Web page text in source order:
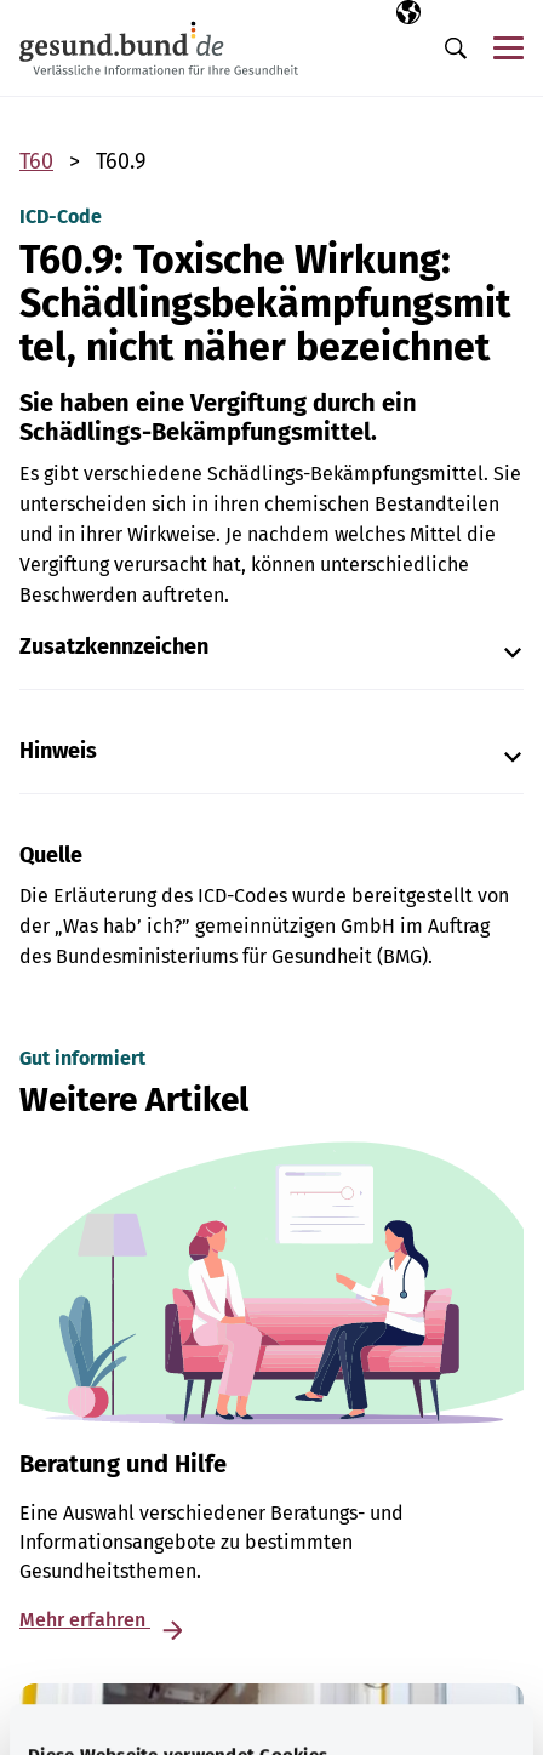
Ausgewählte
DE
Suche
T60 T60.9
ICD-Code
T60.9: Toxische Wirkung:
Schädlingsbekämpfungsmit
tel, nicht näher bezeichnet
Sie haben eine Vergiftung durch ein
Schädlings-Bekämpfungsmittel.
Es gibt verschiedene Schädlings-Bekämpfungsmittel. Sie
unterscheiden sich in ihren chemischen Bestandteilen
und in ihrer Wirkweise. Je nachdem welches Mittel die
Vergiftung verursacht hat, können unterschiedliche
Beschwerden auftreten.
Zusatzkennzeichen
Hinweis
Quelle
Die Erläuterung des ICD-Codes wurde bereitgestellt von
der „Was hab’ ich?” gemeinnützigen GmbH im Auftrag
des Bundesministeriums für Gesundheit (BMG).
Gut informiert
Weitere Artikel
Beratung und Hilfe
Eine Auswahl verschiedener Beratungs- und
Informationsangebote zu bestimmten
Gesundheitsthemen.
Mehr erfahren